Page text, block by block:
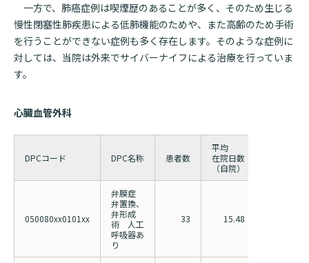
一方で、肺癌症例は喫煙歴のあることが多く、そのため生じる
慢性閉塞性肺疾患による低肺機能のためや、また高齢のため手術
を行うことができない症例も多く存在します。そのような症例に
対しては、当院は外来でサイバーナイフによる治療を行っていま
す。
心臓血管外科
DPCコード DPC名称 患者数
平均
在院日数
（自院）
050080xx0101xx
弁膜症
弁置換、
弁形成
術 人工
呼吸器あ
り
33 15.48